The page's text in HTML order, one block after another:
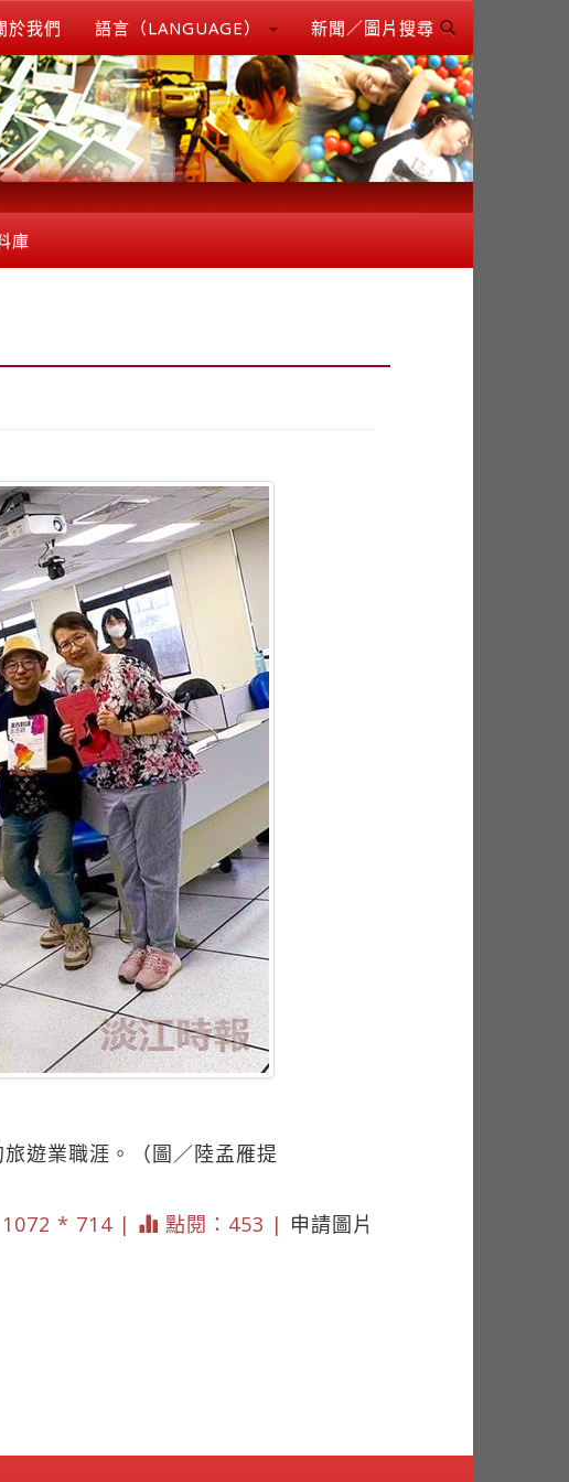
於我們 語言（LANGUAGE） 新聞／圖片搜尋
庫
遊業職涯。（圖／陸孟雁提
* 714 |
點閱：453 | 申請圖片